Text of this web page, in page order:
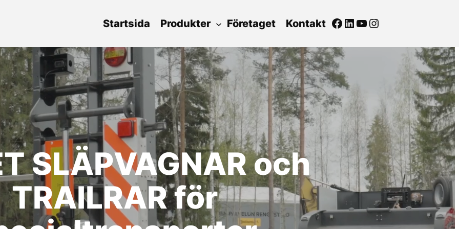
Startsida Produkter Företaget Kontakt Facebook
LinkedIn
YouTube
Instagram
SLÄPVAGNAR och
TRAILRAR för